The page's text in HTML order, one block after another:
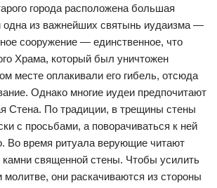
города расположена большая
одна из важнейших святынь иудаизма —
сооружение — единственное, что
Храма, который был уничтожен
месте оплакивали его гибель, отсюда
Однако многие иудеи предпочитают
Стена. По традиции, в трещины стены
с просьбами, а поворачиваться к ней
Во время ритуала верующие читают
камни священной стены. Чтобы усилить
молитве, они раскачиваются из стороны